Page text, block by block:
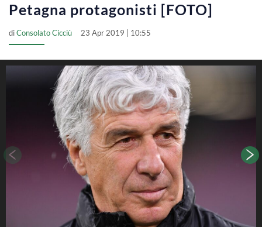
Petagna protagonisti [FOTO]
diConsolato Cicciù 23 Apr 2019 | 10:55